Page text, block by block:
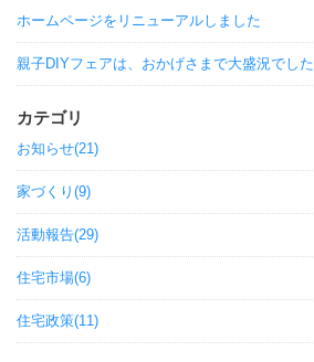
ホームページをリニューアルしました
親子DIYフェアは、おかげさまで大盛況でした
カテゴリ
お知らせ(21)
家づくり(9)
活動報告(29)
住宅市場(6)
住宅政策(11)